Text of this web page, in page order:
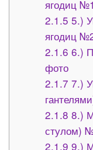
ягодиц №1
2.1.5 5.)
ягодиц
2.1.6 6.)
фото
2.1.7 7.)
2.1.8 8.)
стулом)
2.1.9 9.)